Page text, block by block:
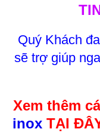
Quý Khách
sẽ trợ giúp
Xem thêm
inox TẠI